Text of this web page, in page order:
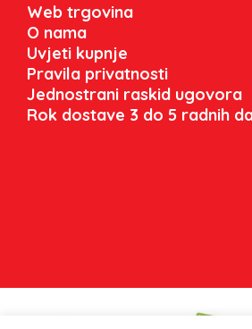
Web trgovina
O nama
Uvjeti kupnje
Pravila privatnosti
Jednostrani raskid ugovora
Rok dostave 3 do 5 radnih